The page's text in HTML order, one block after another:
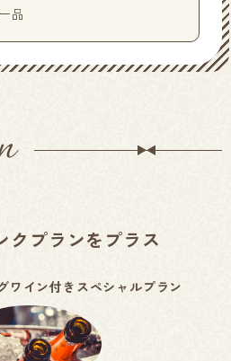
品
クプランをプラス
ワイン付きスペシャルプラン